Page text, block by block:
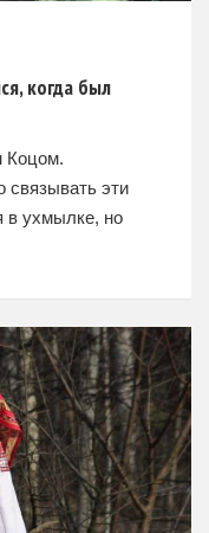
когда был
Коцом.
связывать эти
в ухмылке, но
хотя бы задело.